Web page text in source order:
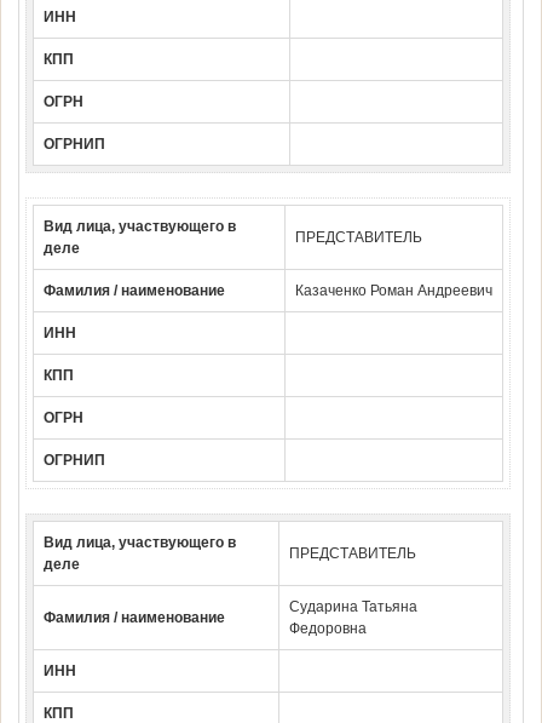
ИНН
КПП
ОГРН
ОГРНИП
Вид лица, участвующего в
деле
ПРЕДСТАВИТЕЛЬ
Фамилия / наименование Казаченко Роман Андреевич
ИНН
КПП
ОГРН
ОГРНИП
Вид лица, участвующего в
деле
ПРЕДСТАВИТЕЛЬ
Фамилия / наименование
Сударина Татьяна
Федоровна
ИНН
КПП